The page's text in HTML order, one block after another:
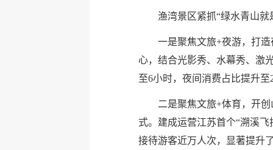
渔湾景区紧抓“绿水青山
一是聚焦文旅+夜游，打
心，结合光影秀、水幕秀、激
至6小时，夜间消费占比提升
二是聚焦文旅+体育，开
式。建成运营江苏首个“溯溪
接待游客近万人次，显著提升